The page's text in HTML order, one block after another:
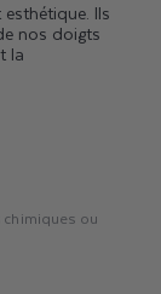
Ils
nos doigts
la
ou
et